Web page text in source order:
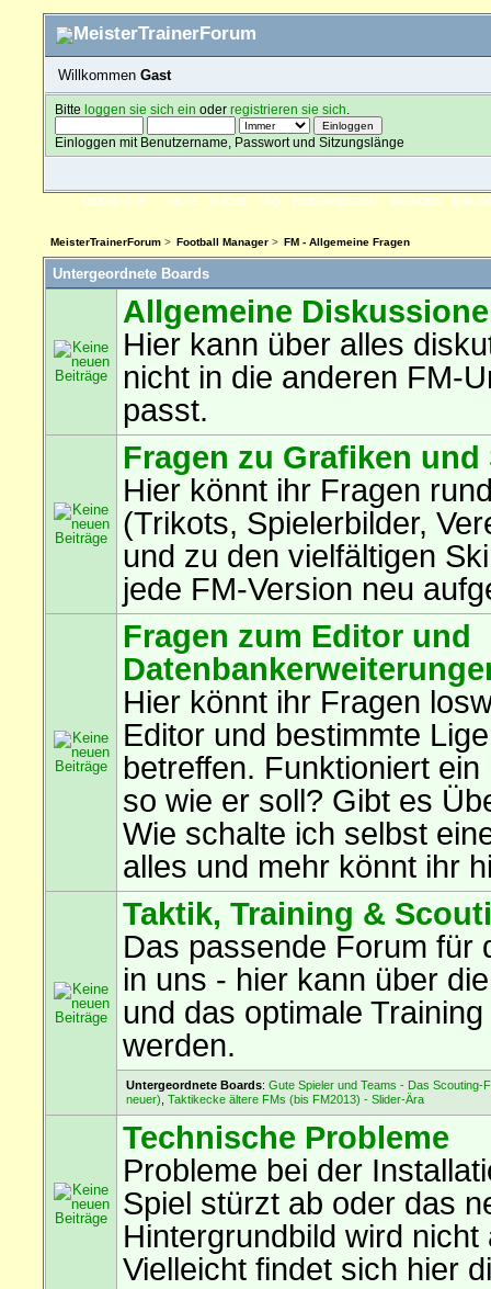
Willkommen Gast
Bitteloggen sie sich ein oderregistrieren sie sich
Einloggen mit Benutzername, Passwort und Sitzungslänge
ÜBERSICHT HILFE SUCHE FAQ FORENREGELN SPENDEN
MeisterTrainerForum> Football Manager> FM - Allgemeine Fragen
Untergeordnete Boards
Allgemeine
Hier kann über alles
nicht in die anderen FM-
passt.
Fragen zu Grafiken und
Hier könnt ihr Fragen
(Trikots, Spielerbilder,
und zu den vielfältigen
jede FM-Version neu
Fragen zum Editor und
Hier könnt ihr Fragen
Editor und bestimmte
betreffen. Funktioniert
so wie er soll? Gibt es
Wie schalte ich selbst
alles und mehr könnt ihr
Taktik, Training &
Das passende Forum für
in uns - hier kann über
und das optimale
werden.
Untergeordnete Boards: Gute Spieler und Teams - Das Scouting-
neuer) Taktikecke ältere FMs (bis FM2013) - Slider-Ära
Technische Probleme
Probleme bei der
Spiel stürzt ab oder das
Hintergrundbild wird nicht
Vielleicht findet sich hier